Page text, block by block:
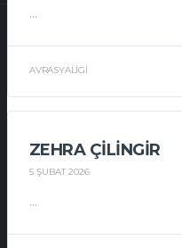
...
AVRASYALIGI
ZEHRA ÇILINGIR
5 ŞUBAT 2026
...